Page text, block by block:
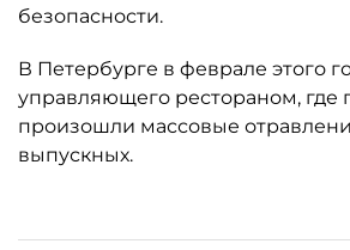
безопасности.
В Петербурге в феврале этого
управляющего рестораном,
произошли массовые
выпускных.